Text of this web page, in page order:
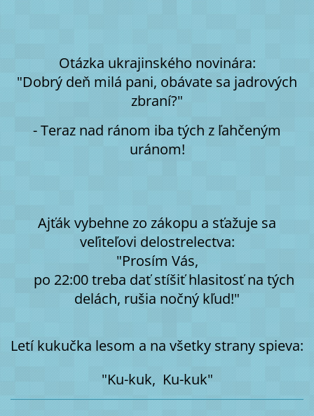
Otázka ukrajinského novinára:
"Dobrý deň milá pani, obávate sa jadrových
zbraní?"
- Teraz nad ránom iba tých z ľahčeným
uránom!
Ajťák vybehne zo zákopu a sťažuje sa
veľiteľovi delostrelectva:
"Prosím Vás,
po 22:00 treba dať stíšiť hlasitosť na tých
delách, rušia nočný kľud!"
Letí kukučka lesom a na všetky strany spieva:
"Ku-kuk, Ku-kuk"